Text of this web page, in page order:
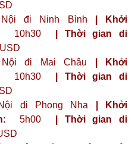
đi Ninh Bình
| Khởi
10h30
| Thời gian di
đi Mai Châu
| Khởi
10h30
| Thời gian di
đi Phong Nha
| Khởi
5h00
| Thời gian di